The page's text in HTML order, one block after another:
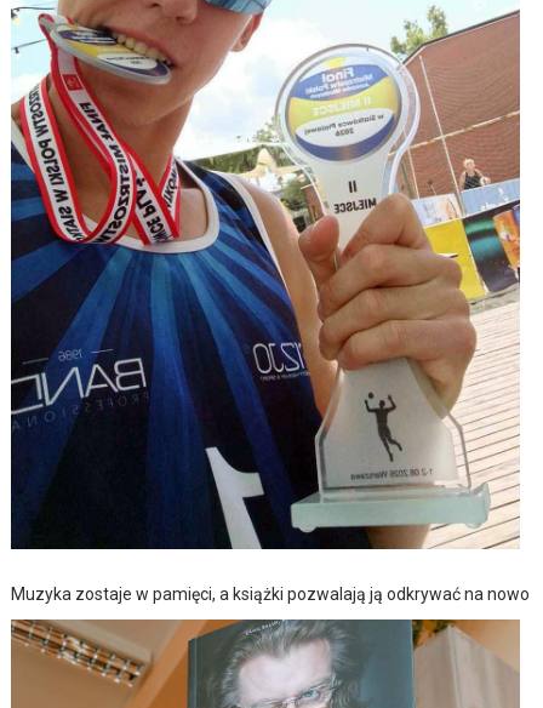
Muzyka zostaje w pamięci, a książki pozwalają ją odkrywać na nowo